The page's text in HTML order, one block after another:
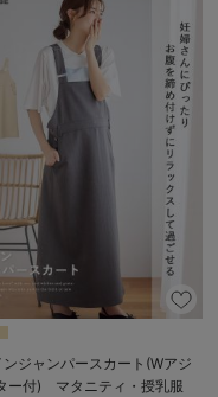
ンジャンパースカート(Wアジ
ー付) マタニティ・授乳服